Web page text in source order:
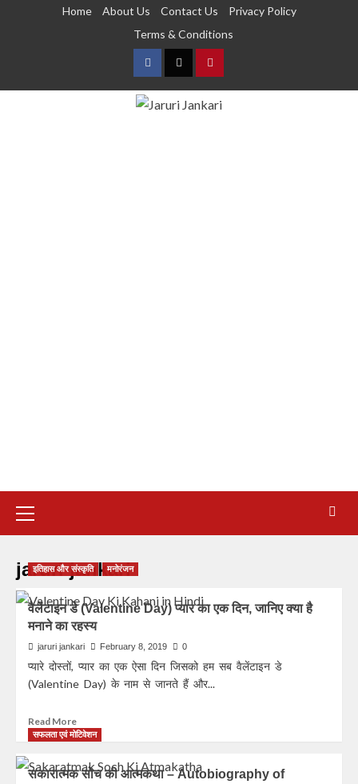
Home About Us Contact Us
Privacy Policy
Terms & Conditions
jaruri jankari
इतिहास और संस्कृति मनोरंजन
वैलेंटाइन डे (Valentine Day) प्यार का एक दिन, जानिए क्या है
मनाने का रहस्य
jaruri jankari February 8, 2019 0
प्यारे दोस्तों, प्यार का एक ऐसा दिन जिसको हम सब वैलेंटाइन डे
(Valentine Day) के नाम से जानते हैं और...
Read More
सफलता एवं मोटिवेशन
सकारात्मक सोच की आत्मकथा – Autobiography of